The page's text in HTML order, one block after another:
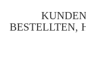
BESTELLTEN,